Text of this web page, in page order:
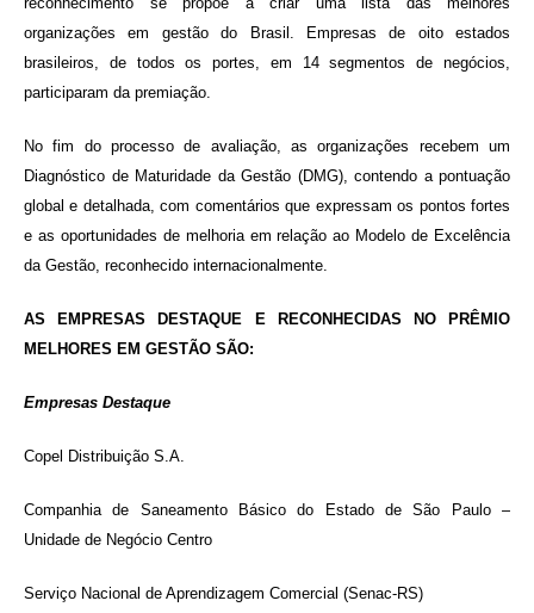
organizações em gestão do Brasil. Empresas de oito estados
brasileiros, de todos os portes, em 14 segmentos de negócios,
participaram da premiação.
No fim do processo de avaliação, as organizações recebem um
Diagnóstico de Maturidade da Gestão (DMG), contendo a pontuação
global e detalhada, com comentários que expressam os pontos fortes
e as oportunidades de melhoria em relação ao Modelo de Excelência
da Gestão, reconhecido internacionalmente.
AS EMPRESAS DESTAQUE E RECONHECIDAS NO PRÊMIO
MELHORES EM GESTÃO SÃO:
Empresas Destaque
Copel Distribuição S.A.
Companhia de Saneamento Básico do Estado de São Paulo –
Unidade de Negócio Centro
Serviço Nacional de Aprendizagem Comercial (Senac-RS)